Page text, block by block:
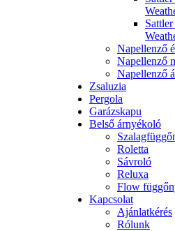
Napellenző
Napellenző
Napellenző
Zsaluzia
Pergola
Garázskapu
Belső árnyékoló
Roletta
Sávroló
Reluxa
Flow
Kapcsolat
Ajánlatkérés
Rólunk